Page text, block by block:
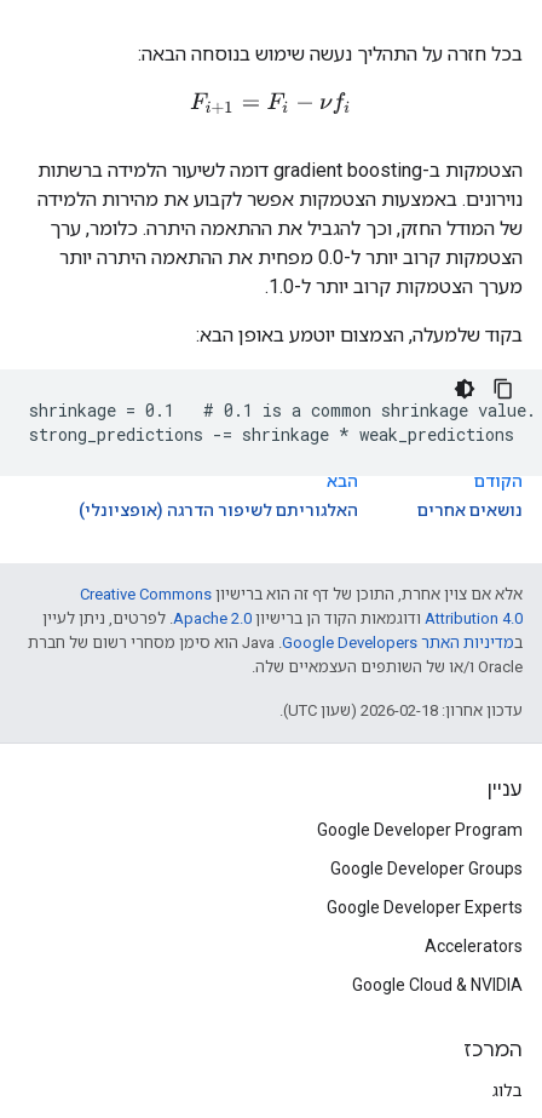
בכל חזרה על התהליך נעשה שימוש בנוסחה הבאה:
F +1 =Fi−νf
הצטמקות ב-gradient boosting דומה לשיעור הלמידה ברשתות
נוירונים. באמצעות הצטמקות אפשר לקבוע את מהירות הלמידה
של המודל החזק, וכך להגביל את ההתאמה היתרה. כלומר, ערך
הצטמקות קרוב יותר ל-0.0 מפחית את ההתאמה היתרה יותר
מערך הצטמקות קרוב יותר ל-1.0.
בקוד שלמעלה, הצמצום יוטמע באופן הבא:
shrinkage = 0.1   # 0.1 is a common shrinkage value.
הקודם
נושאים אחרים
הבא
האלגוריתם לשיפור הדרגה (אופציונלי)
אלא אם צוין אחרת, התוכן של דף זה הוא ברישיון Creative Commons
Attribution 4.0 ודוגמאות הקוד הן ברישיון Apache 2.0 . לפרטים, ניתן לעיין
במדיניות האתר Google Developers‏
.‏ Java הוא סימן מסחרי רשום של חברת
Oracle ו/או של השותפים העצמאיים שלה.
עדכון אחרון: 2026-02-18 (שעון UTC).
עניין
Google Developer Program
Google Developer Groups
Google Developer Experts
Accelerators
Google Cloud & NVIDIA
המרכז
בלוג